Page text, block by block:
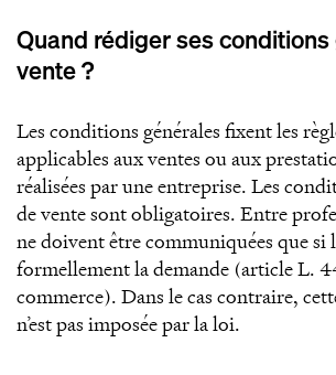
Quand rédiger ses
vente ?
Les conditions générales fixent les
applicables aux ventes ou aux
réalisées par une entreprise. Les
de vente sont obligatoires. Entre
ne doivent être communiquées que si
formellement la demande (article L.
commerce). Dans le cas contraire,
n’est pas imposée par la loi.